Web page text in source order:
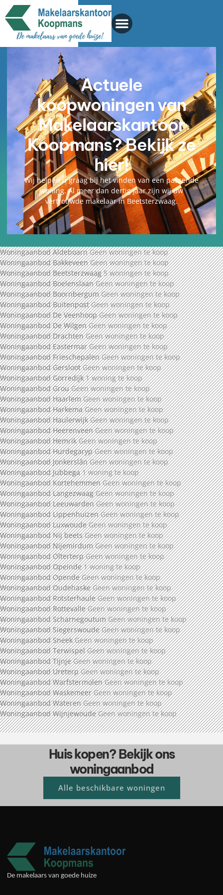
Actuele
koopwoningen van
Makelaarskantoor
Koopmans? Bekijk ze
hier!
Wij helpen u graag bij het vinden van een passende
woning. Al meer dan dertig jaar zijn wij uw
vertrouwde makelaar in Beetsterzwaag.
Woningaanbod Aldeboarn Geen woningen te koop
Woningaanbod Bakkeveen Geen woningen te koop
Woningaanbod Beetsterzwaag 5 woningen te koop
Woningaanbod Boelenslaan Geen woningen te koop
Woningaanbod Boornbergum Geen woningen te koop
Woningaanbod Buitenpost Geen woningen te koop
Woningaanbod De Veenhoop Geen woningen te koop
Woningaanbod De Wilgen Geen woningen te koop
Woningaanbod Drachten Geen woningen te koop
Woningaanbod Eastermar Geen woningen te koop
Woningaanbod Frieschepalen Geen woningen te koop
Woningaanbod Gersloot Geen woningen te koop
Woningaanbod Gorredijk 1 woning te koop
Woningaanbod Grou Geen woningen te koop
Woningaanbod Haarlem Geen woningen te koop
Woningaanbod Harkema Geen woningen te koop
Woningaanbod Haulerwijk Geen woningen te koop
Woningaanbod Heerenveen Geen woningen te koop
Woningaanbod Hemrik Geen woningen te koop
Woningaanbod Hurdegaryp Geen woningen te koop
Woningaanbod Jonkerslân Geen woningen te koop
Woningaanbod Jubbega 1 woning te koop
Woningaanbod Kortehemmen Geen woningen te koop
Woningaanbod Langezwaag Geen woningen te koop
Woningaanbod Leeuwarden Geen woningen te koop
Woningaanbod Lippenhuizen Geen woningen te koop
Woningaanbod Luxwoude Geen woningen te koop
Woningaanbod Nij beets Geen woningen te koop
Woningaanbod Nijemirdum Geen woningen te koop
Woningaanbod Olterterp Geen woningen te koop
Woningaanbod Opeinde 1 woning te koop
Woningaanbod Opende Geen woningen te koop
Woningaanbod Oudehaske Geen woningen te koop
Woningaanbod Rotsterhaule Geen woningen te koop
Woningaanbod Rottevalle Geen woningen te koop
Woningaanbod Scharnegoutum Geen woningen te koop
Woningaanbod Siegerswoude Geen woningen te koop
Woningaanbod Sneek Geen woningen te koop
Woningaanbod Terwispel Geen woningen te koop
Woningaanbod Tijnje Geen woningen te koop
Woningaanbod Ureterp Geen woningen te koop
Woningaanbod Warfstermolen Geen woningen te koop
Woningaanbod Waskemeer Geen woningen te koop
Woningaanbod Wateren Geen woningen te koop
Woningaanbod Wijnjewoude Geen woningen te koop
Huis kopen? Bekijk ons
woningaanbod
Alle beschikbare woningen
De makelaars van goede huize